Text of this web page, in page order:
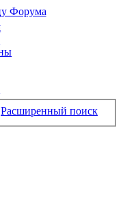
Расширенный поиск